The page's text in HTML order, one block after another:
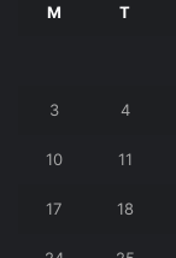
M T
3 4
10 11
17 18